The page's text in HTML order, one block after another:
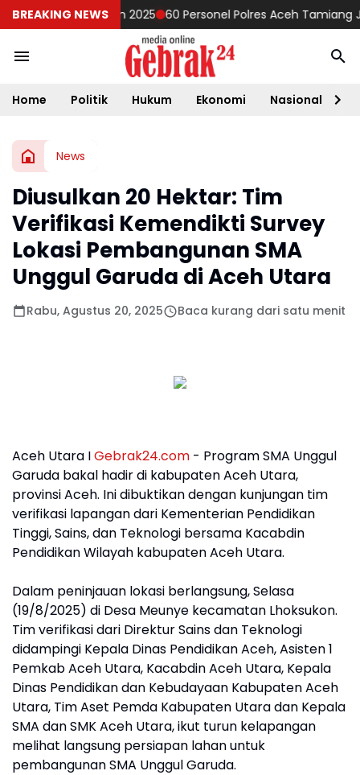
BREAKING NEWS
Anggaran 2025 60 Personel Polres Aceh Tamiang
Home Politik Hukum Ekonomi Nasional
News
Diusulkan 20 Hektar: Tim
Verifikasi Kemendikti Survey
Lokasi Pembangunan SMA
Unggul Garuda di Aceh Utara
Rabu, Agustus 20, 2025 Baca kurang dari satu menit
Aceh Utara IGebrak24.com - Program SMA Unggul
Garuda bakal hadir di kabupaten Aceh Utara,
provinsi Aceh. Ini dibuktikan dengan kunjungan tim
verifikasi lapangan dari Kementerian Pendidikan
Tinggi, Sains, dan Teknologi bersama Kacabdin
Pendidikan Wilayah kabupaten Aceh Utara.
Dalam peninjauan lokasi berlangsung, Selasa
(19/8/2025) di Desa Meunye kecamatan Lhoksukon.
Tim verifikasi dari Direktur Sains dan Teknologi
didampingi Kepala Dinas Pendidikan Aceh, Asisten 1
Pemkab Aceh Utara, Kacabdin Aceh Utara, Kepala
Dinas Pendidikan dan Kebudayaan Kabupaten Aceh
Utara, Tim Aset Pemda Kabupaten Utara dan Kepala
SMA dan SMK Aceh Utara, ikut turun kelapangan
melihat langsung persiapan lahan untuk
pembangunan SMA Unggul Garuda.